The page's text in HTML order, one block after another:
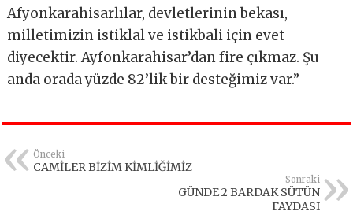
Afyonkarahisarlılar, devletlerinin bekası,
milletimizin istiklal ve istikbali için evet
diyecektir. Ayfonkarahisar’dan fire çıkmaz. Şu
anda orada yüzde 82’lik bir desteğimiz var.”
Önceki
CAMİLER BİZİM KİMLİĞİMİZ
Sonraki
GÜNDE 2 BARDAK SÜTÜN
FAYDASI